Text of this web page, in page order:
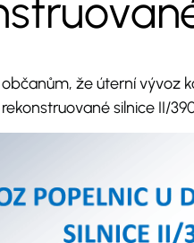
že úterní vývoz
silnice II/